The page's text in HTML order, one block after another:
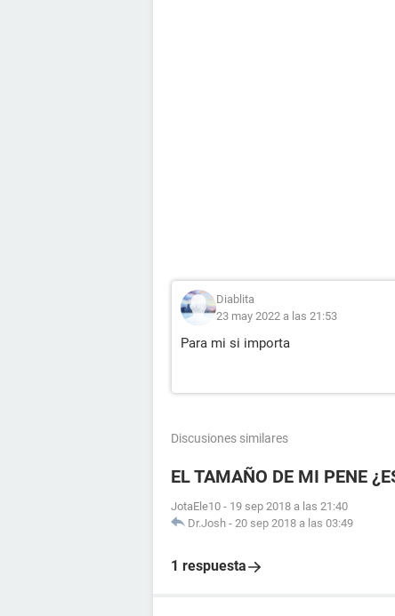
Diablita
23 may 2022 a las 21:53
Para mi si importa
Discusiones similares
EL TAMAÑO DE MI PENE
JotaEle10 - 19 sep 2018 a las 21:40
Dr.Josh - 20 sep 2018 a las 03:49
1 respuesta